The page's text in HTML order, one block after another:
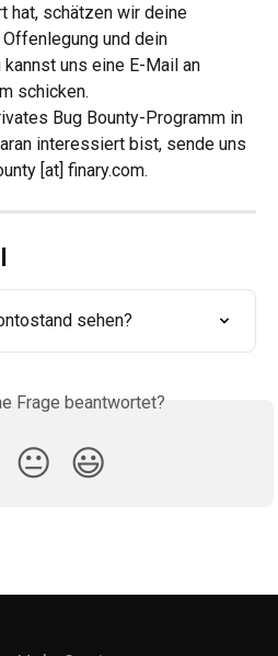
hat, schätzen wir deine
und dein
uns eine E-Mail an
schicken.
Bug Bounty-Programm in
interessiert bist, sende uns
[at] finary.com.
sehen?
Frage beantwortet?
😐 😃